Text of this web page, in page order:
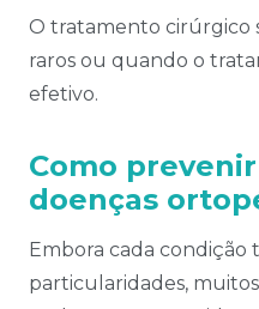
O tratamento cirúrgico
raros ou quando o
efetivo.
Como
doenças
Embora cada condição
particularidades,